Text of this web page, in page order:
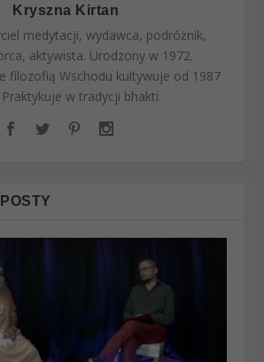
Kryszna Kirtan
medytacji, wydawca, podróżnik,
aktywista. Urodzony w 1972.
filozofią Wschodu kultywuje od 1987
w tradycji bhakti.